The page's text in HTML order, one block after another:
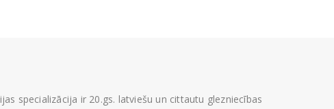
specializācija ir 20.gs. latviešu un cittautu glezniecības